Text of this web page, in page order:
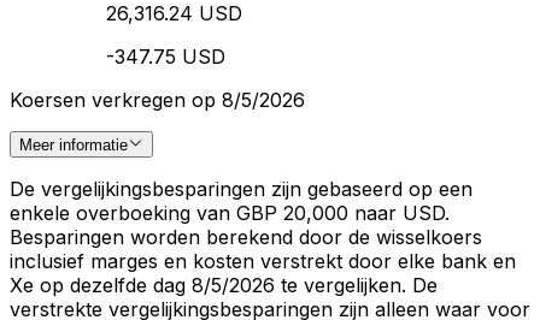
26,316.24 USD
-347.75 USD
Koersen verkregen op 8/5/2026
Meer informatie
De vergelijkingsbesparingen zijn gebaseerd op een
enkele overboeking van GBP 20,000 naar USD.
Besparingen worden berekend door de wisselkoers
inclusief marges en kosten verstrekt door elke bank en
Xe op dezelfde dag 8/5/2026 te vergelijken. De
verstrekte vergelijkingsbesparingen zijn alleen waar voor